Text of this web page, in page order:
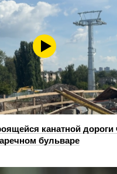
канатной дороги
бульваре